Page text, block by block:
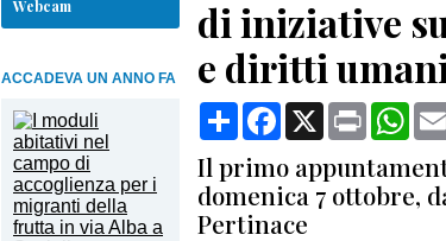
Webcam
ACCADEVA UN ANNO FA
di iniziative
e diritti
CondividiFacebook
X Print
Il primo
domenica 7 ottobre,
Pertinace